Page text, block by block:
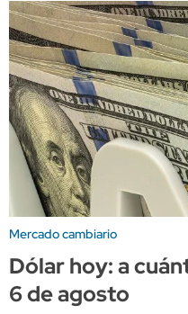
Mercado cambiario
Dólar hoy: a
6 de agosto